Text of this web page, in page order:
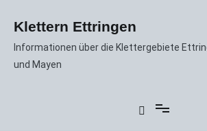
Inhalt
springen
Klettern Ettringen
Informationen über die Klettergebiete
und Mayen